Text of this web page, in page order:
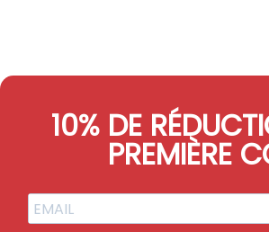
10% DE
PREMIÈRE